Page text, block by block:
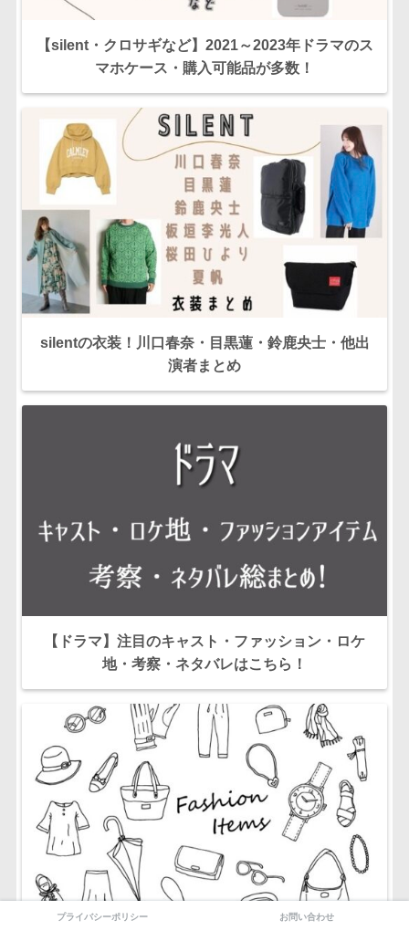
【silent・クロサギなど】2021～2023年ドラマのス
マホケース・購入可能品が多数！
silentの衣装！川口春奈・目黒蓮・鈴鹿央士・他出
演者まとめ
【ドラマ】注目のキャスト・ファッション・ロケ
地・考察・ネタバレはこちら！
プライバシーポリシー お問い合わせ